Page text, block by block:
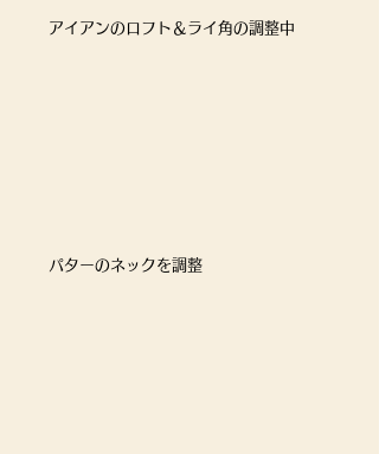
アイアンのロフト＆ライ角の調整中
パターのネックを調整